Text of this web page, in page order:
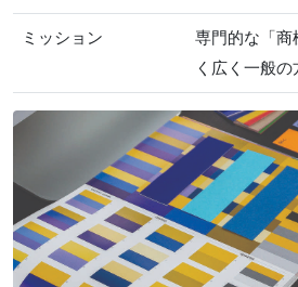
ミッション
専門的な「商
く広く一般